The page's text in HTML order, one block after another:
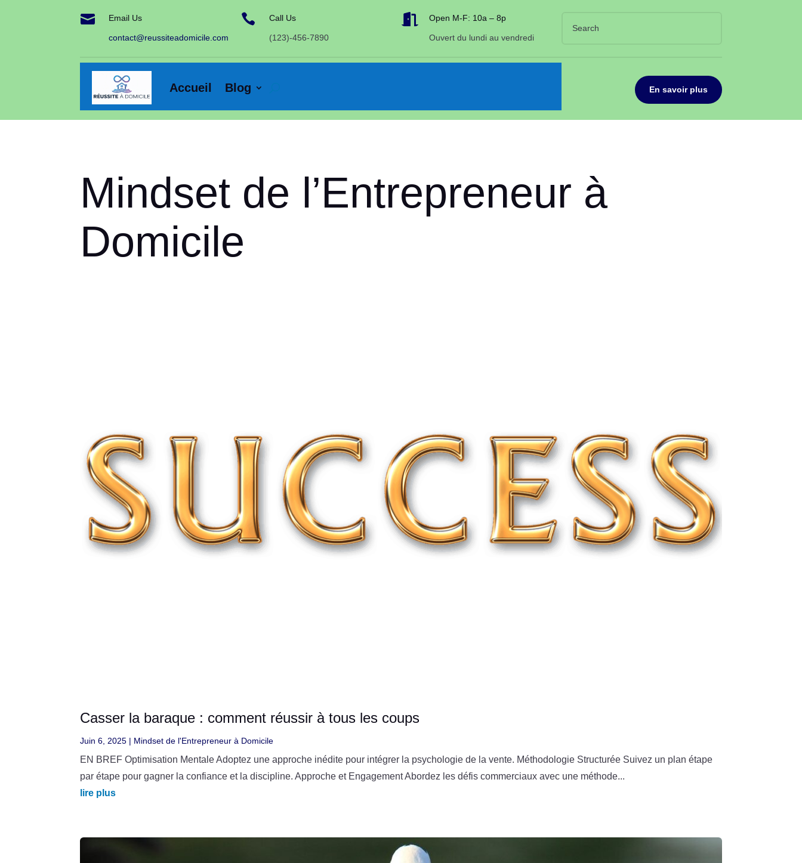
 Email Us
contact@reussiteadomicile.com
 Call Us
(123)-456-7890
 Open M-F: 10a – 8p
Ouvert du lundi au vendredi
Accueil Blog En savoir plus
Mindset de l’Entrepreneur à
Domicile
Casser la baraque : comment réussir à tous les coups
Juin 6, 2025 | Mindset de l'Entrepreneur à Domicile
EN BREF Optimisation Mentale Adoptez une approche inédite pour intégrer la psychologie de la vente. Méthodologie Structurée Suivez un plan étape
par étape pour gagner la confiance et la discipline. Approche et Engagement Abordez les défis commerciaux avec une méthode...
lire plus